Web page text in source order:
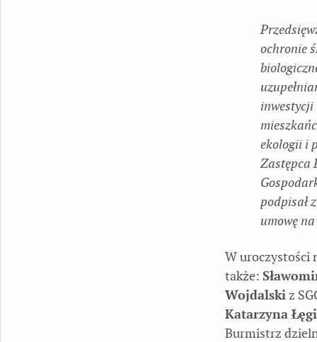
ochronie
ekologii i
Zastępca
podpisał
umowę
W uroczystości
także:
Wojdalskiz
Katarzyna
Burmistrz